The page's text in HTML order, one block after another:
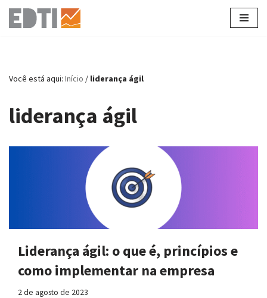
Pular
conteúdo
Você está aqui: Início / liderança ágil
liderança ágil
Liderança ágil: o que é, princípios e
como implementar na empresa
2 de agosto de 2023